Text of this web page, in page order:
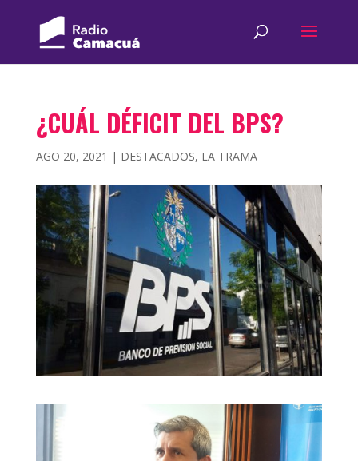
¿CUÁL DÉFICIT DEL BPS?
AGO 20, 2021 | DESTACADOS, LA TRAMA